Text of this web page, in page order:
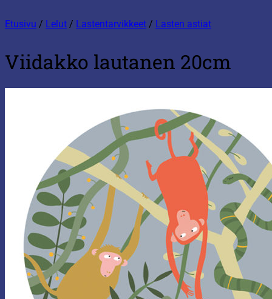
Etusivu / Lelut / Lastentarvikkeet / Lasten astiat
Viidakko lautanen 20cm